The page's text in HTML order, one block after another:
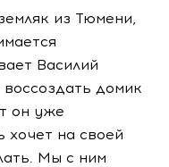
из Тюмени,
Василий
домик
он уже
хочет на своей
Мы с ним